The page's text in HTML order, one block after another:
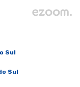
Sul
Sul